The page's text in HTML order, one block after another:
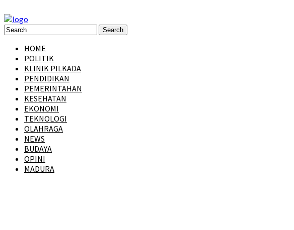
HOME
POLITIK
KLINIK PILKADA
PENDIDIKAN
PEMERINTAHAN
KESEHATAN
EKONOMI
TEKNOLOGI
OLAHRAGA
NEWS
BUDAYA
OPINI
MADURA